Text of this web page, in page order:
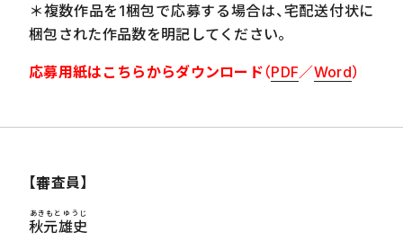
＊複数作品を 1梱包で応募する場合は、宅配送付状に
梱包された作品数を明記してください。
応募用紙はこちらからダウンロード （PDF／Word）
【審査員】
秋元雄史
あきもとゆうじ